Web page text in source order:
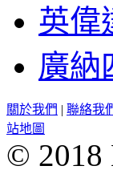
英偉
廣納
關於我們 | 聯絡我
站地圖
© 2018